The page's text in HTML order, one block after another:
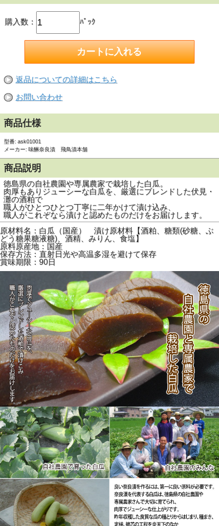
購入数： ﾊﾟｯｸ
返品についての詳細はこちら
お問い合わせ
商品仕様
型番: ask01001
メーカー: 味醂奈良漬 飛鳥漬本舗
商品説明
徳島県の自社農園や専属農家で栽培した白瓜。
肉厚もありジューシーな白瓜を、厳選にブレンドした伏見・
灘の酒粕で
職人がひとつひとつ丁寧に二年かけて漬け込み、
職人がこれぞなら漬けと認めたものだけをお届けします。
原材料名：白瓜（国産） 漬け原材料【酒粕、糖類(砂糖、ぶ
どう糖果糖液糖)、酒精、みりん、食塩】
原料原産地：国産
保存方法：直射日光や高温多湿を避けて保存
賞味期限：90日